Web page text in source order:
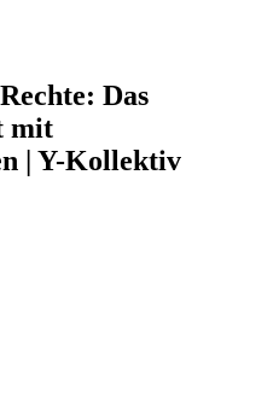
Das
mit
| Y-Kollektiv